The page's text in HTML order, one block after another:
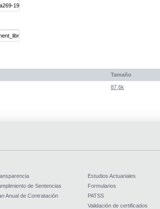
Tamaño
87,6k
de Sentencias
Anual de Contratación
Estudios Actuariales
Formularios
PATSS
Validación de certificados